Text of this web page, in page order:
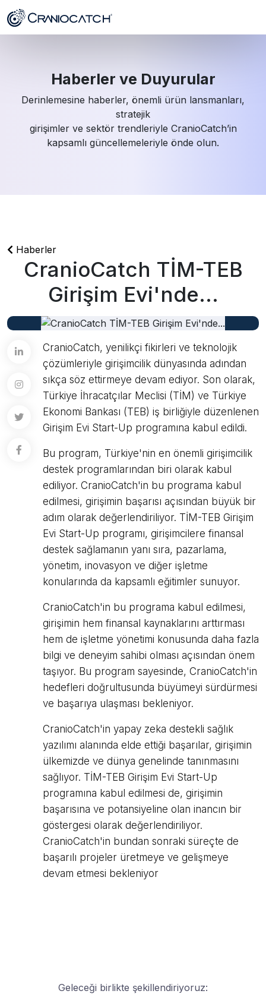
Haberler ve Duyurular
Derinlemesine haberler, önemli ürün lansmanları,
stratejik
girişimler ve sektör trendleriyle CranioCatch’in
kapsamlı güncellemeleriyle önde olun.
Haberler
CranioCatch TİM-TEB
Girişim Evi'nde...
CranioCatch, yenilikçi fikirleri ve teknolojik
çözümleriyle girişimcilik dünyasında adından
sıkça söz ettirmeye devam ediyor. Son olarak,
Türkiye İhracatçılar Meclisi (TİM) ve Türkiye
Ekonomi Bankası (TEB) iş birliğiyle düzenlenen
Girişim Evi Start-Up programına kabul edildi.
Bu program, Türkiye'nin en önemli girişimcilik
destek programlarından biri olarak kabul
ediliyor. CranioCatch'in bu programa kabul
edilmesi, girişimin başarısı açısından büyük bir
adım olarak değerlendiriliyor. TİM-TEB Girişim
Evi Start-Up programı, girişimcilere finansal
destek sağlamanın yanı sıra, pazarlama,
yönetim, inovasyon ve diğer işletme
konularında da kapsamlı eğitimler sunuyor.
CranioCatch'in bu programa kabul edilmesi,
girişimin hem finansal kaynaklarını arttırması
hem de işletme yönetimi konusunda daha fazla
bilgi ve deneyim sahibi olması açısından önem
taşıyor. Bu program sayesinde, CranioCatch'in
hedefleri doğrultusunda büyümeyi sürdürmesi
ve başarıya ulaşması bekleniyor.
CranioCatch'in yapay zeka destekli sağlık
yazılımı alanında elde ettiği başarılar, girişimin
ülkemizde ve dünya genelinde tanınmasını
sağlıyor. TİM-TEB Girişim Evi Start-Up
programına kabul edilmesi de, girişimin
başarısına ve potansiyeline olan inancın bir
göstergesi olarak değerlendiriliyor.
CranioCatch'in bundan sonraki süreçte de
başarılı projeler üretmeye ve gelişmeye
devam etmesi bekleniyor
Geleceği birlikte şekillendiriyoruz: